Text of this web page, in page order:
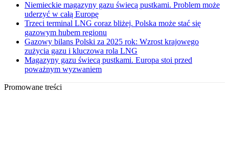
Niemieckie magazyny gazu świecą pustkami. Problem może
uderzyć w całą Europę
Trzeci terminal LNG coraz bliżej. Polska może stać się
gazowym hubem regionu
Gazowy bilans Polski za 2025 rok: Wzrost krajowego
zużycia gazu i kluczowa rola LNG
Magazyny gazu świecą pustkami. Europa stoi przed
poważnym wyzwaniem
Promowane treści